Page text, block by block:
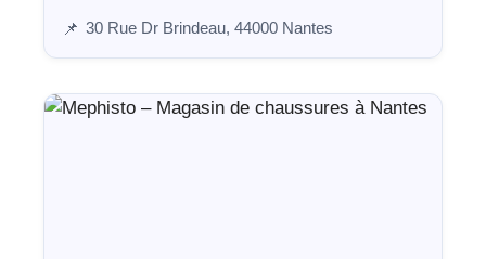
📌 30 Rue Dr Brindeau, 44000 Nantes